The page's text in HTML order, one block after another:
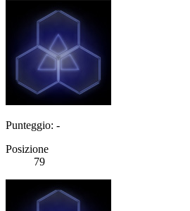
Punteggio: -
Posizione
79